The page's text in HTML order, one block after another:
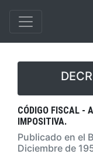
CÓDIGO FISCAL -
IMPOSITIVA.
Publicado en el
Diciembre de